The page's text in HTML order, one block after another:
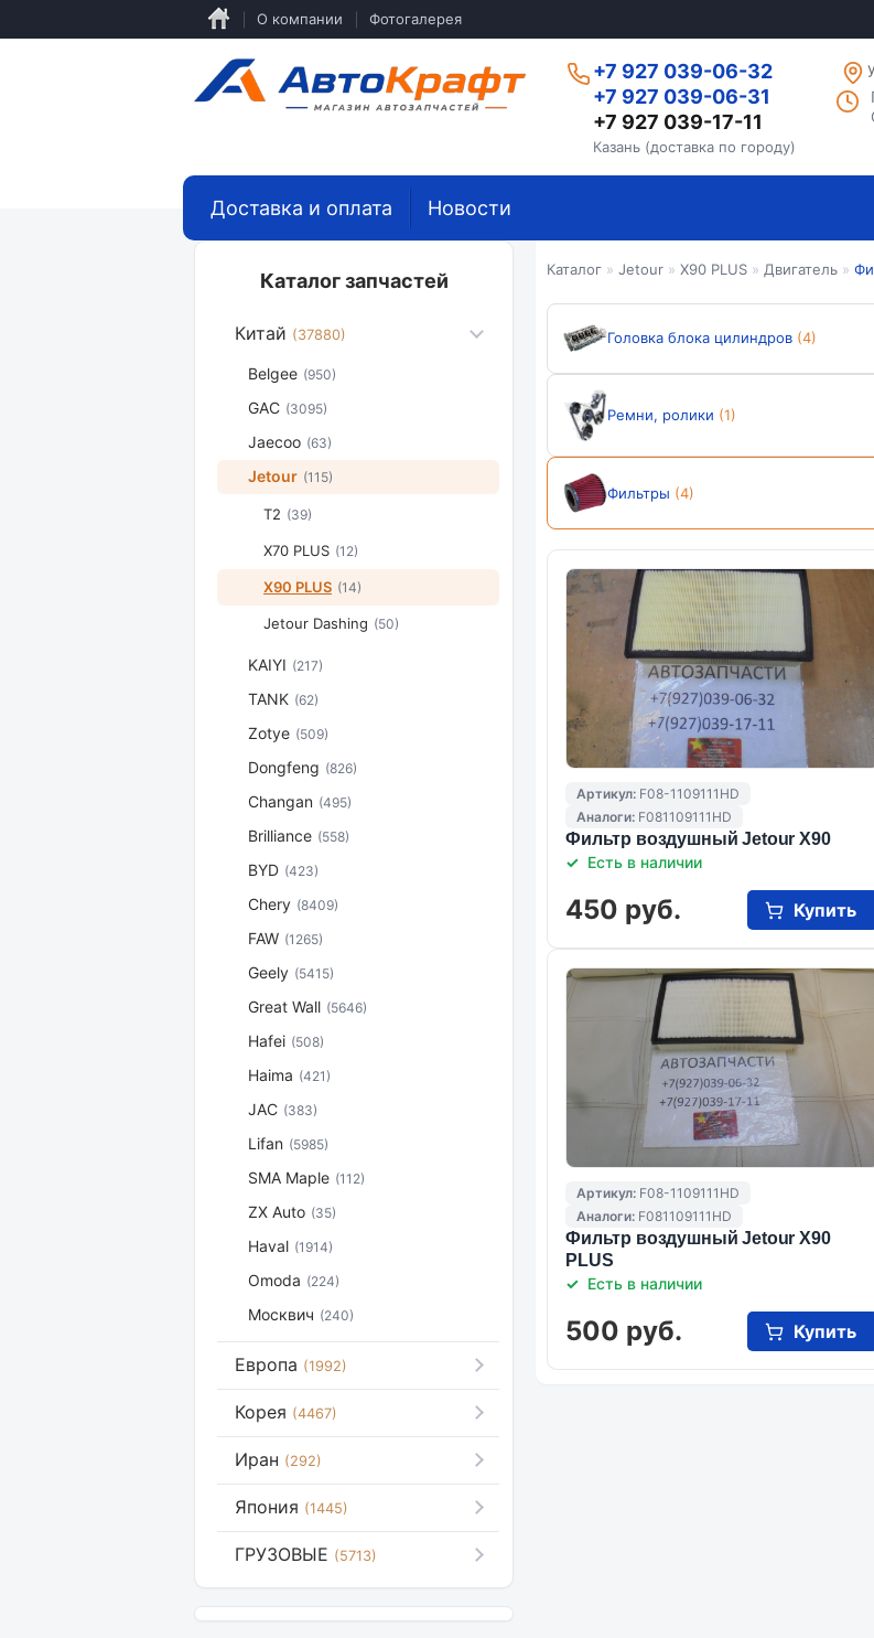
основному
О компании Фотогалерея
+7 927 039-06-32
+7 927 039-06-31
+7 927 039-17-11
Казань (доставка по городу)
Каталог » Jetour » X90 PLUS » Двигатель »
Головка блока цилиндров (4)
Ремни, ролики (1)
Фильтры (4)
Артикул: F08-1109111HD
Аналоги: F081109111HD
Фильтр воздушный Jetour X90
Есть в наличии
450 руб. Купить
Артикул: F08-1109111HD
Аналоги: F081109111HD
Фильтр воздушный Jetour X90
PLUS
Есть в наличии
500 руб. Купить
Доставка и оплата Новости
Каталог запчастей
Китай (37880)
Belgee (950)
GAC (3095)
Jaecoo (63)
Jetour (115)
T2 (39)
X70 PLUS (12)
X90 PLUS (14)
Jetour Dashing (50)
KAIYI (217)
TANK (62)
Zotye (509)
Dongfeng (826)
Changan (495)
Brilliance (558)
BYD (423)
Chery (8409)
FAW (1265)
Geely (5415)
Great Wall (5646)
Hafei (508)
Haima (421)
JAC (383)
Lifan (5985)
SMA Maple (112)
ZX Auto (35)
Haval (1914)
Omoda (224)
Москвич (240)
Европа (1992)
Корея (4467)
Иран (292)
Япония (1445)
ГРУЗОВЫЕ (5713)